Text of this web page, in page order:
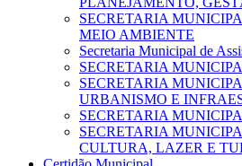
SECRETARIA
MEIO AMBIENTE
Secretaria Municipal de
SECRETARIA
SECRETARIA
URBANISMO E
SECRETARIA
SECRETARIA
CULTURA, LAZER E